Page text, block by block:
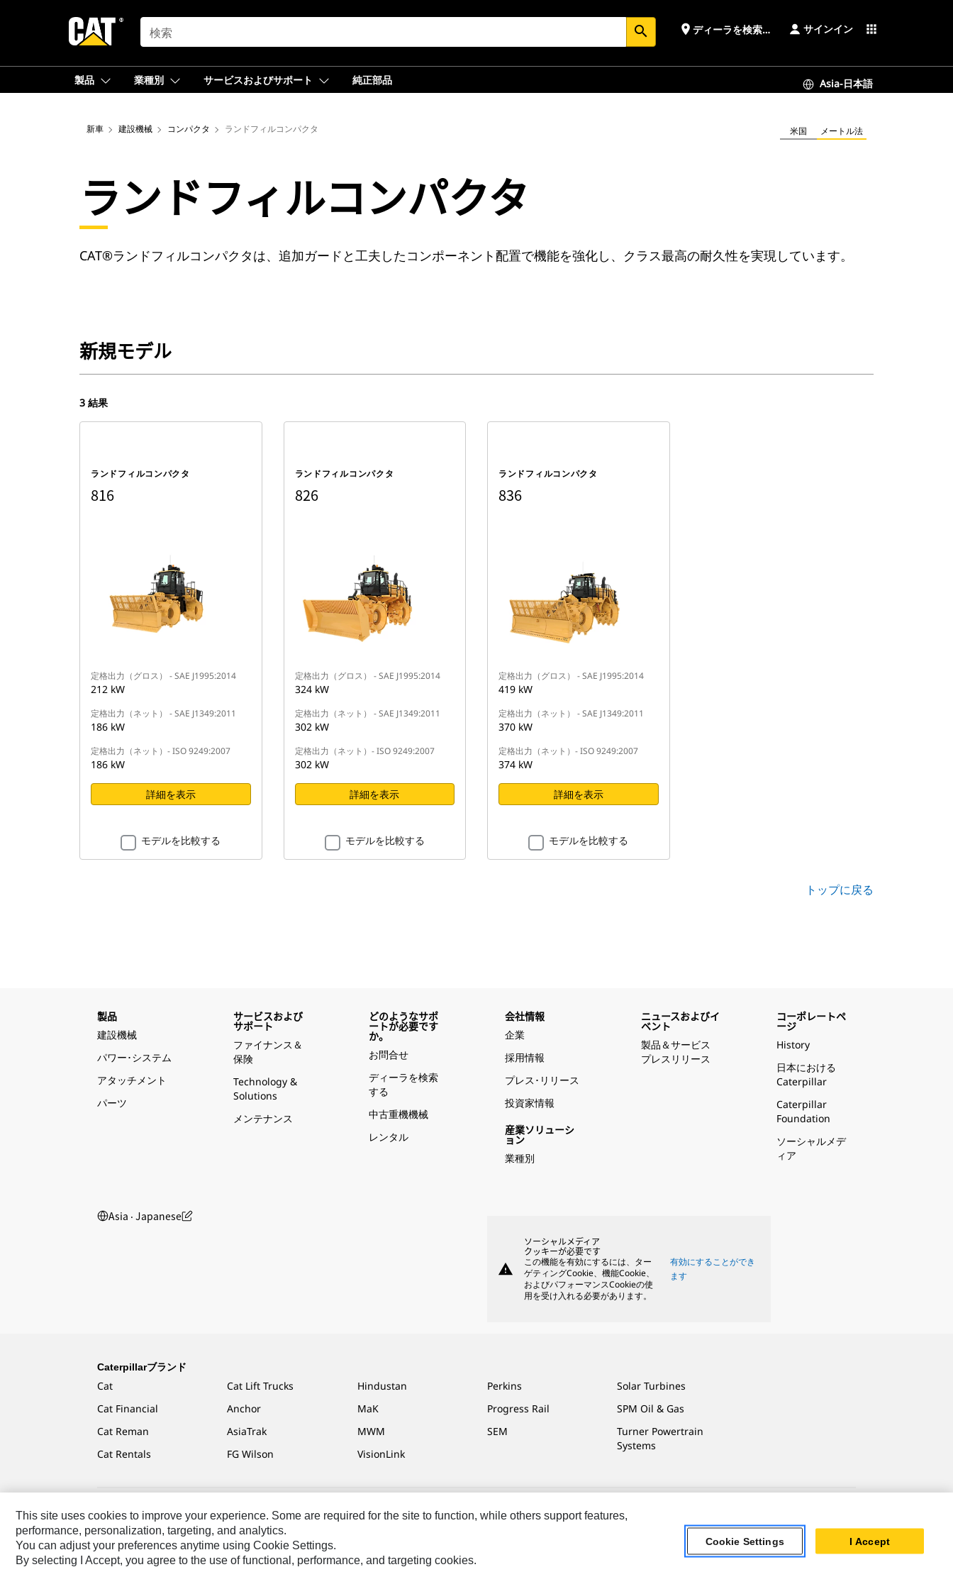
SEARCH search place ディーラを検索する サインイン apps
製品 業種別 サービスおよびサポート 純正部品 Asia-日本語
新車 建設機械 コンパクタ ランドフィルコンパクタ 米国 メートル法
ランドフィルコンパクタ
CAT®ランドフィルコンパクタは、追加ガードと工夫したコンポーネント配置で機能を強化し、クラス最高の耐久性を実現しています。
新規モデル
3 結果
ランドフィルコンパクタ
816
定格出力（グロス） - SAE J1995:2014
212 kW
定格出力（ネット） - SAE J1349:2011
186 kW
定格出力（ネット）- ISO 9249:2007
186 kW
詳細を表示
モデルを比較する
ランドフィルコンパクタ
826
定格出力（グロス） - SAE J1995:2014
324 kW
定格出力（ネット） - SAE J1349:2011
302 kW
定格出力（ネット）- ISO 9249:2007
302 kW
詳細を表示
モデルを比較する
ランドフィルコンパクタ
836
定格出力（グロス） - SAE J1995:2014
419 kW
定格出力（ネット） - SAE J1349:2011
370 kW
定格出力（ネット）- ISO 9249:2007
374 kW
詳細を表示
モデルを比較する
トップに戻る
製品
建設機械
パワー･システム
アタッチメント
パーツ
サービスおよび
サポート
ファイナンス＆
保険
Technology &
Solutions
メンテナンス
どのようなサポ
ートが必要です
か。
お問合せ
ディーラを検索
する
中古重機機械
レンタル
会社情報
企業
採用情報
プレス･リリース
投資家情報
産業ソリューシ
ョン
業種別
ニュースおよびイ
ベント
製品＆サービス
プレスリリース
コーポレートペ
ージ
History
日本における
Caterpillar
Caterpillar
Foundation
ソーシャルメデ
ィア
Asia ‧ Japanese
warning
ソーシャルメディア
クッキーが必要です
この機能を有効にするには、ター
ゲティングCookie、機能Cookie、
およびパフォーマンスCookieの使
用を受け入れる必要があります。
有効にすることができ
ます
Caterpillarブランド
Cat
Cat Financial
Cat Reman
Cat Rentals
Cat Lift Trucks
Anchor
AsiaTrak
FG Wilson
Hindustan
MaK
MWM
VisionLink
Perkins
Progress Rail
SEM
Solar Turbines
SPM Oil & Gas
Turner Powertrain
Systems
Caterpillar.com Caterpillarジャパンへのお問い合わせ＆連絡先 マイマーケティング情報配信設定 サイト･マップ Cookie Settings
Asia-Japanese Caterpillar © 2026. All Rights Reserved. （無断複写･転載を禁じます）
This site uses cookies to improve your experience. Some are required for the site to function, while others support features,
performance, personalization, targeting, and analytics.
You can adjust your preferences anytime using Cookie Settings.
By selecting I Accept, you agree to the use of functional, performance, and targeting cookies.
Cookie Settings I Accept